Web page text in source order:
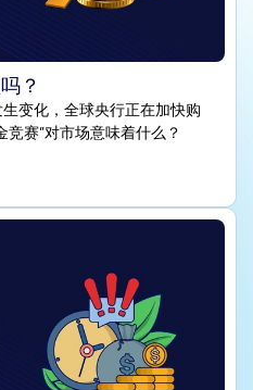
？
变化，全球央行正在加快购
赛”对市场意味着什么？